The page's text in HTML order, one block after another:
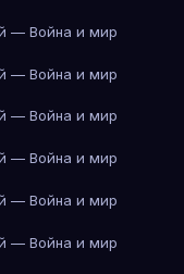
— Война и мир
— Война и мир
— Война и мир
— Война и мир
— Война и мир
— Война и мир